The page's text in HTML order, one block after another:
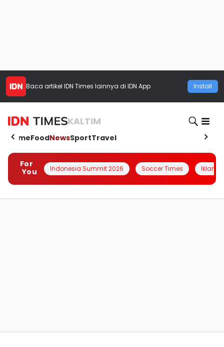
Baca artikel IDN Times lainnya di IDN App Install
KALTIM
HomeFoodNewsSportTravel
For
You
Indonesia Summit 2026 Soccer Times Iklanin